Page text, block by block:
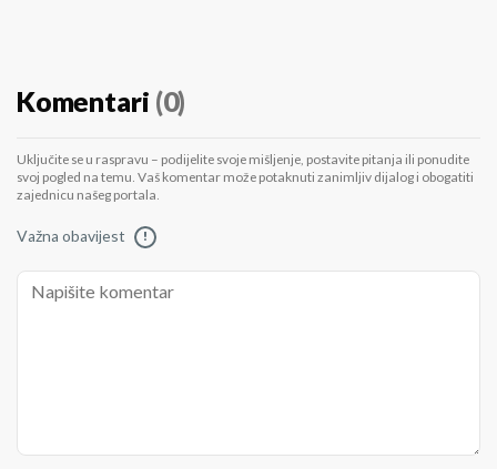
Komentari (0)
Uključite se u raspravu – podijelite svoje mišljenje, postavite pitanja ili ponudite
svoj pogled na temu. Vaš komentar može potaknuti zanimljiv dijalog i obogatiti
zajednicu našeg portala.
Važna obavijest !